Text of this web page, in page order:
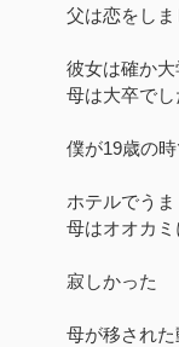
父は恋をしま
彼女は確か
母は大卒でし
僕が19歳の
ホテルでう
母はオオカミ
寂しかった
母が移された